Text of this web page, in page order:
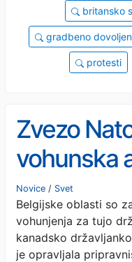
britansko
gradbeno
protesti
Zvezo
vohunska
Novice / Svet
Belgijske oblasti so
vohunjenja za tujo
kanadsko
je opravljala